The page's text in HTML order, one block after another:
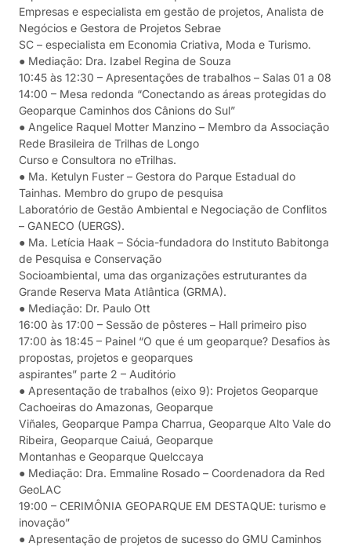
Empresas e especialista em gestão de projetos, Analista de
Negócios e Gestora de Projetos Sebrae
SC – especialista em Economia Criativa, Moda e Turismo.
● Mediação: Dra. Izabel Regina de Souza
10:45 às 12:30 – Apresentações de trabalhos – Salas 01 a 08
14:00 – Mesa redonda “Conectando as áreas protegidas do
Geoparque Caminhos dos Cânions do Sul”
● Angelice Raquel Motter Manzino – Membro da Associação
Rede Brasileira de Trilhas de Longo
Curso e Consultora no eTrilhas.
● Ma. Ketulyn Fuster – Gestora do Parque Estadual do
Tainhas. Membro do grupo de pesquisa
Laboratório de Gestão Ambiental e Negociação de Conflitos
– GANECO (UERGS).
● Ma. Letícia Haak – Sócia-fundadora do Instituto Babitonga
de Pesquisa e Conservação
Socioambiental, uma das organizações estruturantes da
Grande Reserva Mata Atlântica (GRMA).
● Mediação: Dr. Paulo Ott
16:00 às 17:00 – Sessão de pôsteres – Hall primeiro piso
17:00 às 18:45 – Painel “O que é um geoparque? Desafios às
propostas, projetos e geoparques
aspirantes” parte 2 – Auditório
● Apresentação de trabalhos (eixo 9): Projetos Geoparque
Cachoeiras do Amazonas, Geoparque
Viñales, Geoparque Pampa Charrua, Geoparque Alto Vale do
Ribeira, Geoparque Caiuá, Geoparque
Montanhas e Geoparque Quelccaya
● Mediação: Dra. Emmaline Rosado – Coordenadora da Red
GeoLAC
19:00 – CERIMÔNIA GEOPARQUE EM DESTAQUE: turismo e
inovação”
● Apresentação de projetos de sucesso do GMU Caminhos